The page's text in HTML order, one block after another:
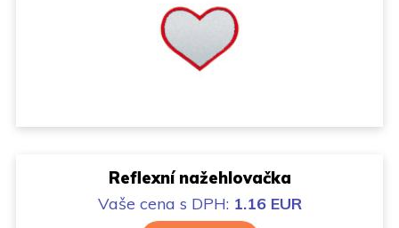
Reflexní nažehlovačka
Vaše cena s DPH: 1.16 EUR